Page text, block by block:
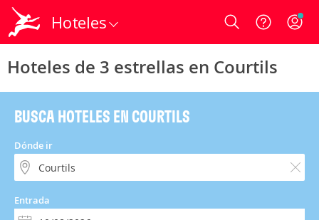
Hoteles Login
Hoteles de 3 estrellas en Courtils
BUSCA HOTELES EN COURTILS
Dónde ir
Entrada